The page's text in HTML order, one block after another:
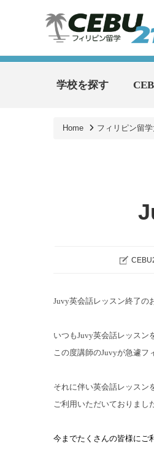
学校を探す
Home フィリピン留
Juvy英会話レッスン終了の
いつもJuvy英会話レッスン
この度講師のJuvyが急遽フ
それに伴い英会話レッスン
ご利用いただいておりまし
今までたくさんの皆様にご